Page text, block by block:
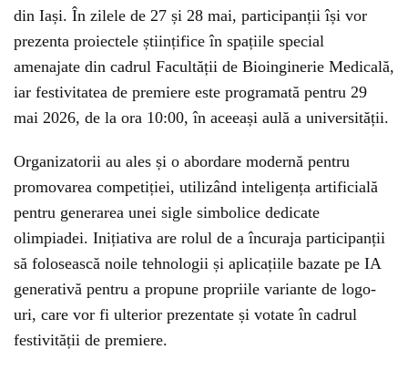
din Iași. În zilele de 27 și 28 mai, participanții își vor
prezenta proiectele științifice în spațiile special
amenajate din cadrul Facultății de Bioinginerie Medicală,
iar festivitatea de premiere este programată pentru 29
mai 2026, de la ora 10:00, în aceeași aulă a universității.
Organizatorii au ales și o abordare modernă pentru
promovarea competiției, utilizând inteligența artificială
pentru generarea unei sigle simbolice dedicate
olimpiadei. Inițiativa are rolul de a încuraja participanții
să folosească noile tehnologii și aplicațiile bazate pe IA
generativă pentru a propune propriile variante de logo-
uri, care vor fi ulterior prezentate și votate în cadrul
festivității de premiere.